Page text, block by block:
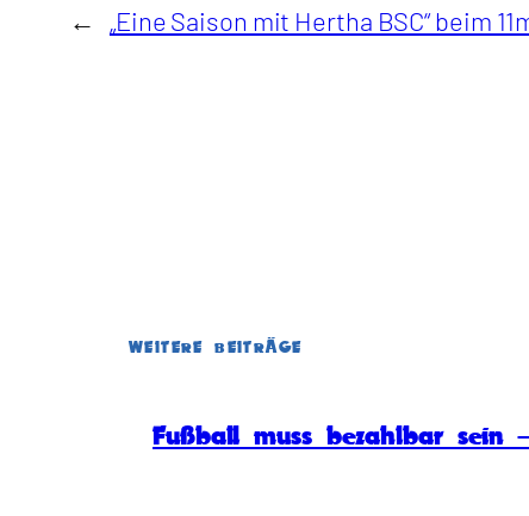
← „Eine Saison mit Hertha BSC“ beim
WEITERE BEITRÄGE
Fußball muss bezahlbar sein